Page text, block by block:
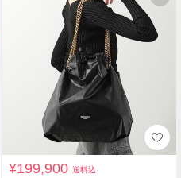
¥199,900送料込